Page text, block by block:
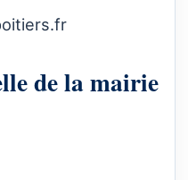
de la mairie